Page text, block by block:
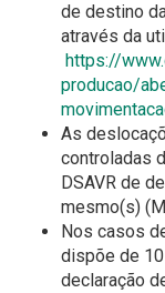
de destino
através da
https://
producao/
As
controladas
DSAVR de
mesmo(s)
Nos casos
dispõe de
declaração